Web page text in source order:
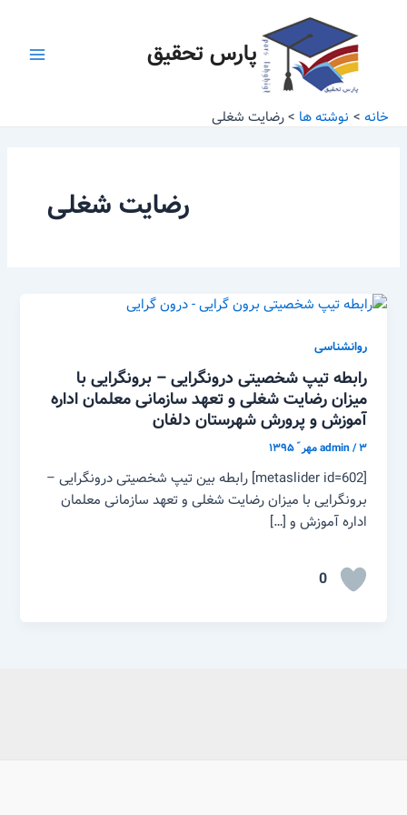
پارس تحقیق
خانه نوشته ها رضایت شغلی
رضایت شغلی
روانشناسی
رابطه تیپ شخصیتی درونگرایی – برونگرایی با
میزان رضایت شغلی و تعهد سازمانی معلمان اداره
آموزش و پرورش شهرستان دلفان
admin/۳ مهر ّ ۱۳۹۵
[metaslider id=602] رابطه بین تیپ شخصیتی درونگرایی –
برونگرایی با میزان رضایت شغلی و تعهد سازمانی معلمان
اداره آموزش و […]
0